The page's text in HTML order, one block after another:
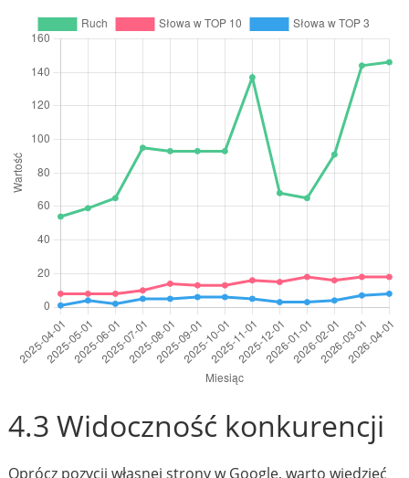
4.3 Widoczność konkurencji
Oprócz pozycji własnej strony w Google, warto wiedzieć